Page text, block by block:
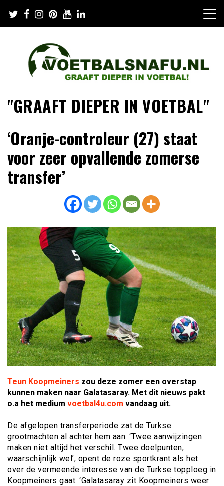
content
"GRAAFT DIEPER IN VOETBAL"
‘Oranje-controleur (27) staat
voor zeer opvallende zomerse
transfer’
Teun Koopmeiners zou deze zomer een overstap
kunnen maken naar Galatasaray. Met dit nieuws pakt
o.a het medium voetbal4u.com vandaag uit.
De afgelopen transferperiode zat de Turkse
grootmachten al achter hem aan. ‘Twee aanwijzingen
maken niet altijd het verschil. Twee doelpunten,
waarschijnlijk wel’, opent de roze sportkrant als het
over de vermeende interesse van de Turkse topploeg in
Koopmeiners gaat. ‘Galatasaray zit Koopmeiners weer